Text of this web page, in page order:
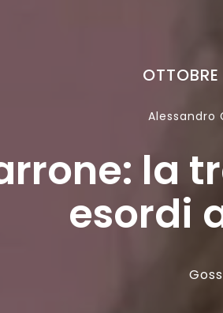
Alessandro
la
esordi